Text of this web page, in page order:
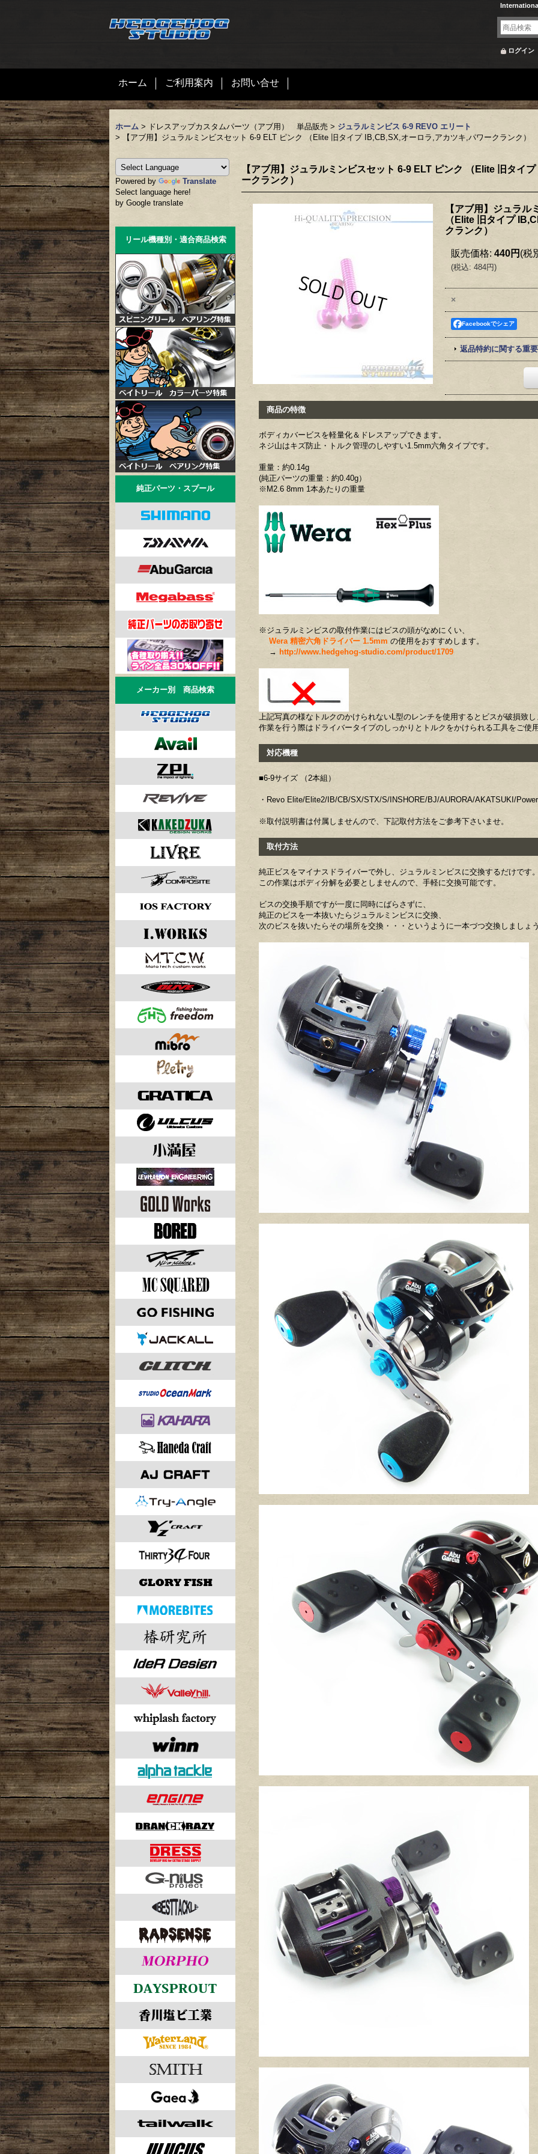
ログイン
ホーム ご利用案内 お問い合せ
ホーム > ドレスアップカスタムパーツ（アブ用） 単品販売 > ジュラルミンビス 6-9 REVO エリート
>
【アブ用】ジュラルミンビスセット 6-9 ELT ピンク （Elite 旧タイプ IB,CB,SX,オーロラ,アカツキ,パワークランク）
Powered by
Translate
Select language here!
by Google translate
リール機種別・適合商品検索
純正パーツ・スプール
メーカー別 商品検索
【アブ用】ジュラルミンビスセット 6-9 ELT ピンク （Elite 旧タイ
ークランク）
【アブ用】ジュラル
（Elite 旧タイプ
クランク）
販売価格: 440円 (税
(税込: 484円)
×
Facebookでシェア
返品特約に関する重
商品の特徴
ボディカバービスを軽量化＆ドレスアップできます。
ネジ山はキズ防止・トルク管理のしやすい1.5mm六角タイプです。
重量：約0.14g
(純正パーツの重量：約0.40g）
※M2.6 8mm 1本あたりの重量
※ジュラルミンビスの取付作業にはビスの頭がなめにくい、
Wera 精密六角ドライバー 1.5mm の使用をおすすめします。
→ http://www.hedgehog-studio.com/product/1709
上記写真の様なトルクのかけられないL型のレンチを使用するとビスが破損致し
作業を行う際はドライバータイプのしっかりとトルクをかけられる工具をご使
対応機種
■6-9サイズ （2本組）
・Revo Elite/Elite2/IB/CB/SX/STX/S/INSHORE/BJ/AURORA/AKATSUKI/
※取付説明書は付属しませんので、下記取付方法をご参考下さいませ。
取付方法
純正ビスをマイナスドライバーで外し、ジュラルミンビスに交換するだけです
この作業はボディ分解を必要としませんので、手軽に交換可能です。
ビスの交換手順ですが一度に同時にばらさずに、
純正のビスを一本抜いたらジュラルミンビスに交換、
次のビスを抜いたらその場所を交換・・・というように一本づつ交換しましょ